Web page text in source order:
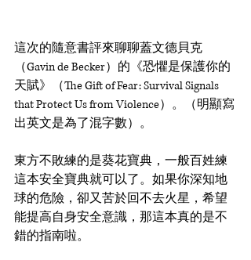
這次的隨意書評來聊聊蓋文德貝克
（Gavin de Becker）的《恐懼是保護你的
天賦》（The Gift of Fear: Survival Signals
that Protect Us from Violence）。（明顯寫
出英文是為了混字數）。
東方不敗練的是葵花寶典，一般百姓練
這本安全寶典就可以了。如果你深知地
球的危險，卻又苦於回不去火星，希望
能提高自身安全意識，那這本真的是不
錯的指南啦。